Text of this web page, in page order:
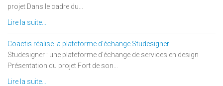
projet Dans le cadre du...
Lire la suite...
Coactis réalise la plateforme d'échange Studesigner
Studesigner : une plateforme d'échange de services en design
Présentation du projet Fort de son...
Lire la suite...